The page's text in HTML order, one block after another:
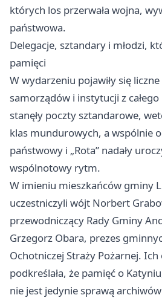
których los przerwała wojna,
państwowa.
Delegacje, sztandary i młodzi,
pamięci
W wydarzeniu pojawiły się
samorządów i instytucji z
stanęły poczty sztandarowe,
klas mundurowych, a wspólnie
państwowy i „Rota” nadały
wspólnotowy rytm.
W imieniu mieszkańców gminy
uczestniczyli wójt Norbert
przewodniczący Rady Gminy
Grzegorz Obara, prezes
Ochotniczej Straży Pożarnej. Ich
podkreślała, że pamięć o
nie jest jedynie sprawą